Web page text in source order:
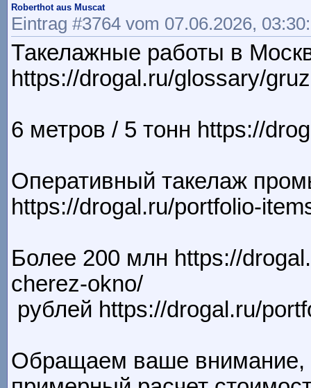
Roberthot aus Muscat
Eintrag #3764 vom 07.06.2026,
Такелажные работы в
https://drogal.ru/glossary/
6 метров / 5 тонн https://
Оперативный такелаж
https://drogal.ru/portfolio-
Более 200 млн https://
cherez-okno/
рублей https://drogal.ru/
Обращаем ваше внимание,